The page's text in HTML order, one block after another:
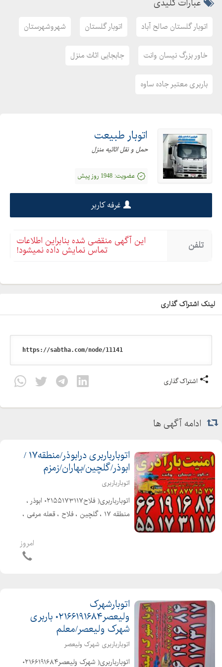
عبارات کلیدی
اتوبار گلستان صالح آباد اتوبار گلستان شهروشهرستان
خاور بزرگ نیسان وانت جابجایی اثاث منزل
باربری معتبر جاده ساوه
اتوبار طبیعت
حمل و نقل اثاثیه منزل
عضویت: 1948 روز پیش
غرفه کاربر
تلفن این آگهی منقضی شده بنابراین اطلاعات
تماس نمایش داده نمیشود!
لینک اشتراک گذاری
اشتراک گذاری
ادامه آگهی ها
اتوبارباربری درابوذر/منطقه۱۷ /
ابوذر/گلچین/بهاران/زمزم
اتوبارباربری
اتوبارباربری( فلاح۰۲۱۵۵۱۷۳۱۱۷ ابوذر ،
منطقه ۱۷ ، گلچین ، فلاح ، قعله مرغی ،
)حمل تخصصی بارواثاثیه منزل . ادارات .
امروز
اتوبارشهرک
ولیعصر۰۲۱۶۶۱۹۱۶۸۴ باربری
شهرک ولیعصر/معلم
اتوبارباربری شهرک ولیعصر
اتوبارباربری( شهرک ولیعصر۰۲۱۶۶۱۹۱۶۸۴